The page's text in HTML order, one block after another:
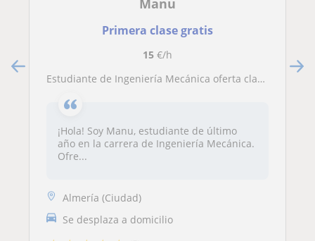
Manu
Primera clase gratis
15€/h
Estudiante de Ingeniería Mecánica oferta clases de refuerzo en asignaturas como Matemáticas o Física, enfocado a un nivel ESO
¡Hola! Soy Manu, estudiante de último
año en la carrera de Ingeniería Mecánica.
Ofre...
Almería (Ciudad)
Se desplaza a domicilio